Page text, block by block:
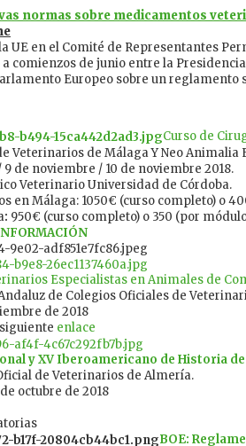
normas sobre medicamentos
UE en el Comité de Representantes
comienzos de junio entre la
Europeo sobre un reglamento
Curso de
Veterinarios de Málaga Y Neo Animalia
9 de noviembre / 10 de noviembre 2018.
Veterinario Universidad de Córdoba.
en Málaga: 1050€ (curso completo) o
: 950€ (curso completo) o 350 (por
Especialistas en Animales de
de Colegios Oficiales de
de 2018
enlace
y XV Iberoamericano de Historia
de Veterinarios de Almería.
octubre de 2018
BOE: